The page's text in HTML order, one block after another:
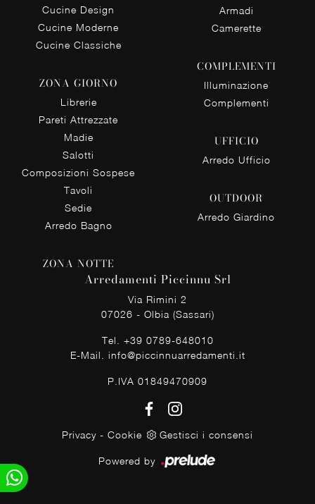
Cucine Design
Cucine Moderne
Cucine Classiche
ZONA GIORNO
Librerie
Pareti Attrezzate
Madie
Salotti
Composizioni Sospese
Tavoli
Sedie
Arredo Bagno
ZONA NOTTE
Armadi
Camerette
COMPLEMENTI
Illuminazione
Complementi
UFFICIO
Arredo Ufficio
OUTDOOR
Arredo Giardino
Arredamenti Piccinnu Srl
Via Rimini 2
07026 - Olbia (Sassari)
Tel. +39 0789-648010
E-Mail. info@piccinnuarredamenti.it
P.IVA 01849470909
Privacy - Cookie Gestisci i consensi
Powered by